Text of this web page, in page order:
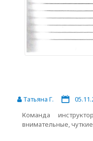
Татьяна Г.
Команда
внимательные,